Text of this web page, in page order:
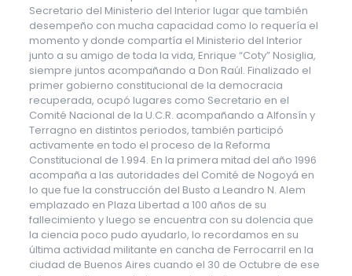
Secretario del Ministerio del Interior lugar que también
desempeño con mucha capacidad como lo requería el
momento y donde compartía el Ministerio del Interior
junto a su amigo de toda la vida, Enrique “Coty” Nosiglia,
siempre juntos acompañando a Don Raúl. Finalizado el
primer gobierno constitucional de la democracia
recuperada, ocupó lugares como Secretario en el
Comité Nacional de la U.C.R. acompañando a Alfonsín y
Terragno en distintos periodos, también participó
activamente en todo el proceso de la Reforma
Constitucional de 1.994. En la primera mitad del año 1996
acompaña a las autoridades del Comité de Nogoyá en
lo que fue la construcción del Busto a Leandro N. Alem
emplazado en Plaza Libertad a 100 años de su
fallecimiento y luego se encuentra con su dolencia que
la ciencia poco pudo ayudarlo, lo recordamos en su
última actividad militante en cancha de Ferrocarril en la
ciudad de Buenos Aires cuando el 30 de Octubre de ese